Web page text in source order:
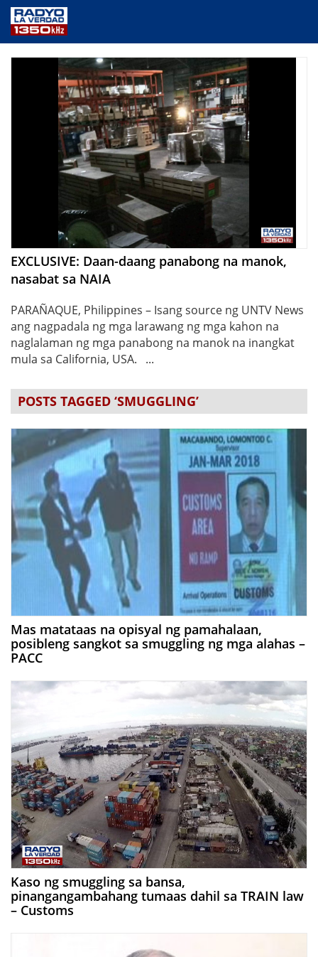
PUBLIC SERVICE
ANNOUNCEMENTS
PROGRAMS
CONTACT US
EXCLUSIVE: Daan-daang panabong na manok,
nasabat sa NAIA
PARAÑAQUE, Philippines – Isang source ng UNTV News
ang nagpadala ng mga larawang ng mga kahon na
naglalaman ng mga panabong na manok na inangkat
mula sa California, USA. ...
POSTS TAGGED ‘SMUGGLING’
Mas matataas na opisyal ng pamahalaan,
posibleng sangkot sa smuggling ng mga alahas –
PACC
Kaso ng smuggling sa bansa,
pinangangambahang tumaas dahil sa TRAIN law
– Customs